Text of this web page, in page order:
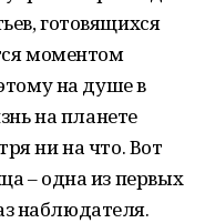
готовящихся
моментом
на душе в
на планете
ни на что. Вот
– одна из первых
наблюдателя.